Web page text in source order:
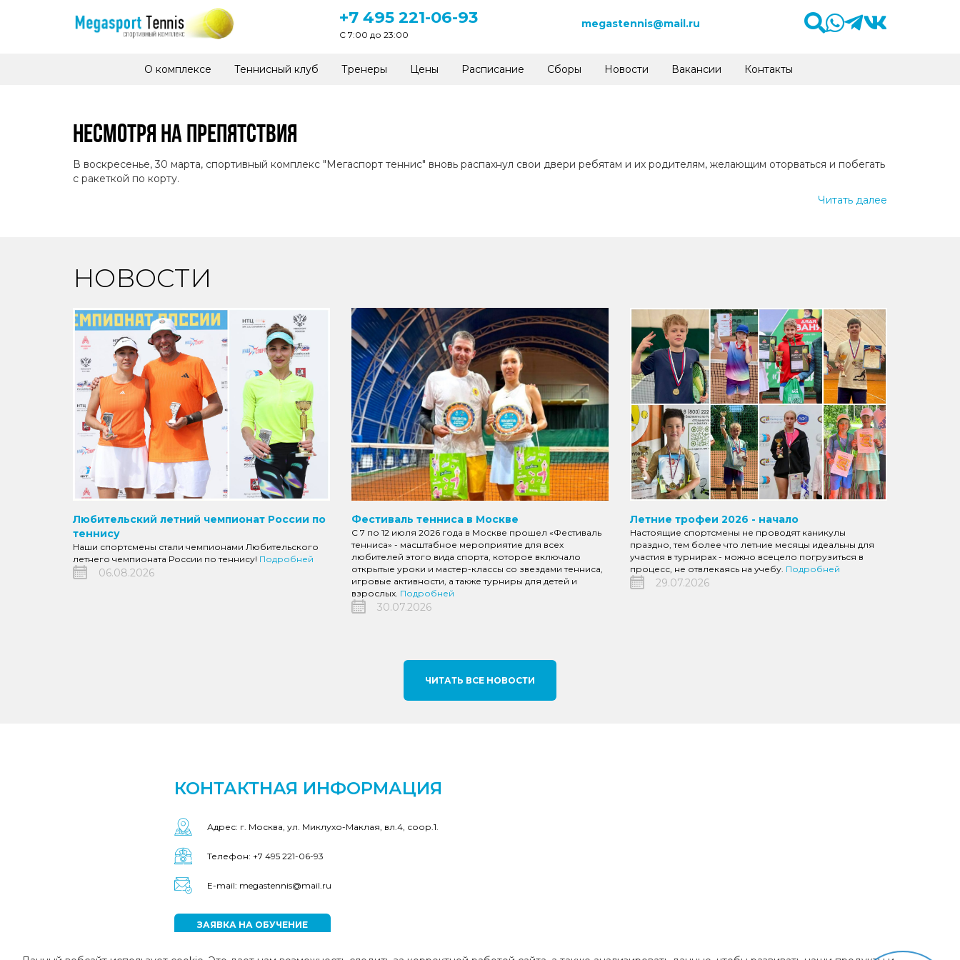
+7 495 221-06-93
C 7:00 до 23:00
megastennis@mail.ru
О комплексе Теннисный клуб Тренеры Цены Расписание Сборы Новости Вакансии Контакты
НЕСМОТРЯ НА ПРЕПЯТСТВИЯ
В воскресенье, 30 марта, спортивный комплекс "Мегаспорт теннис" вновь распахнул свои двери ребятам и их родителям, желающим оторваться и побегать
с ракеткой по корту.
Читать далее
НОВОСТИ
Любительский летний чемпионат России по
теннису
Наши спортсмены стали чемпионами Любительского
летнего чемпионата России по теннису! Подробней
06.08.2026
Фестиваль тенниса в Москве
С 7 по 12 июля 2026 года в Москве прошел «Фестиваль
тенниса» - масштабное мероприятие для всех
любителей этого вида спорта, которое включало
открытые уроки и мастер-классы со звездами тенниса,
игровые активности, а также турниры для детей и
взрослых. Подробней
30.07.2026
Летние трофеи 2026 - начало
Настоящие спортсмены не проводят каникулы
праздно, тем более что летние месяцы идеальны для
участия в турнирах - можно всецело погрузиться в
процесс, не отвлекаясь на учебу. Подробней
29.07.2026
ЧИТАТЬ ВСЕ НОВОСТИ
КОНТАКТНАЯ ИНФОРМАЦИЯ
Адрес: г. Москва, ул. Миклухо-Маклая, вл.4, соор.1.
Телефон: +7 495 221-06-93
E-mail: megastennis@mail.ru
ЗАЯВКА НА ОБУЧЕНИЕ